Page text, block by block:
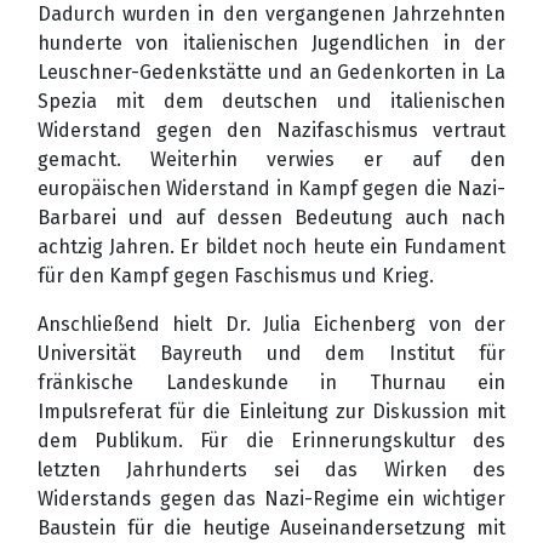
Dadurch wurden in den vergangenen Jahrzehnten
hunderte von italienischen Jugendlichen in der
Leuschner-Gedenkstätte und an Gedenkorten in La
Spezia mit dem deutschen und italienischen
Widerstand gegen den Nazifaschismus vertraut
gemacht. Weiterhin verwies er auf den
europäischen Widerstand in Kampf gegen die Nazi-
Barbarei und auf dessen Bedeutung auch nach
achtzig Jahren. Er bildet noch heute ein Fundament
für den Kampf gegen Faschismus und Krieg.
Anschließend hielt Dr. Julia Eichenberg von der
Universität Bayreuth und dem Institut für
fränkische Landeskunde in Thurnau ein
Impulsreferat für die Einleitung zur Diskussion mit
dem Publikum. Für die Erinnerungskultur des
letzten Jahrhunderts sei das Wirken des
Widerstands gegen das Nazi-Regime ein wichtiger
Baustein für die heutige Auseinandersetzung mit